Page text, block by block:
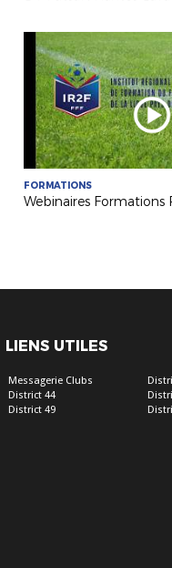
FORMATIONS
LIENS UTILES
Messagerie Clubs
District 44
District 49